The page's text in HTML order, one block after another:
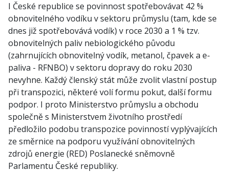
I České republice se povinnost spotřebovávat 42 %
obnovitelného vodíku v sektoru průmyslu (tam, kde se
dnes již spotřebovává vodík) v roce 2030 a 1 % tzv.
obnovitelných paliv nebiologického původu
(zahrnujících obnovitelný vodík, metanol, čpavek a e-
paliva - RFNBO) v sektoru dopravy do roku 2030
nevyhne. Každý členský stát může zvolit vlastní postup
při transpozici, některé volí formu pokut, další formu
podpor. I proto Ministerstvo průmyslu a obchodu
společně s Ministerstvem životního prostředí
předložilo podobu transpozice povinností vyplývajících
ze směrnice na podporu využívání obnovitelných
zdrojů energie (RED) Poslanecké sněmovně
Parlamentu České republiky.